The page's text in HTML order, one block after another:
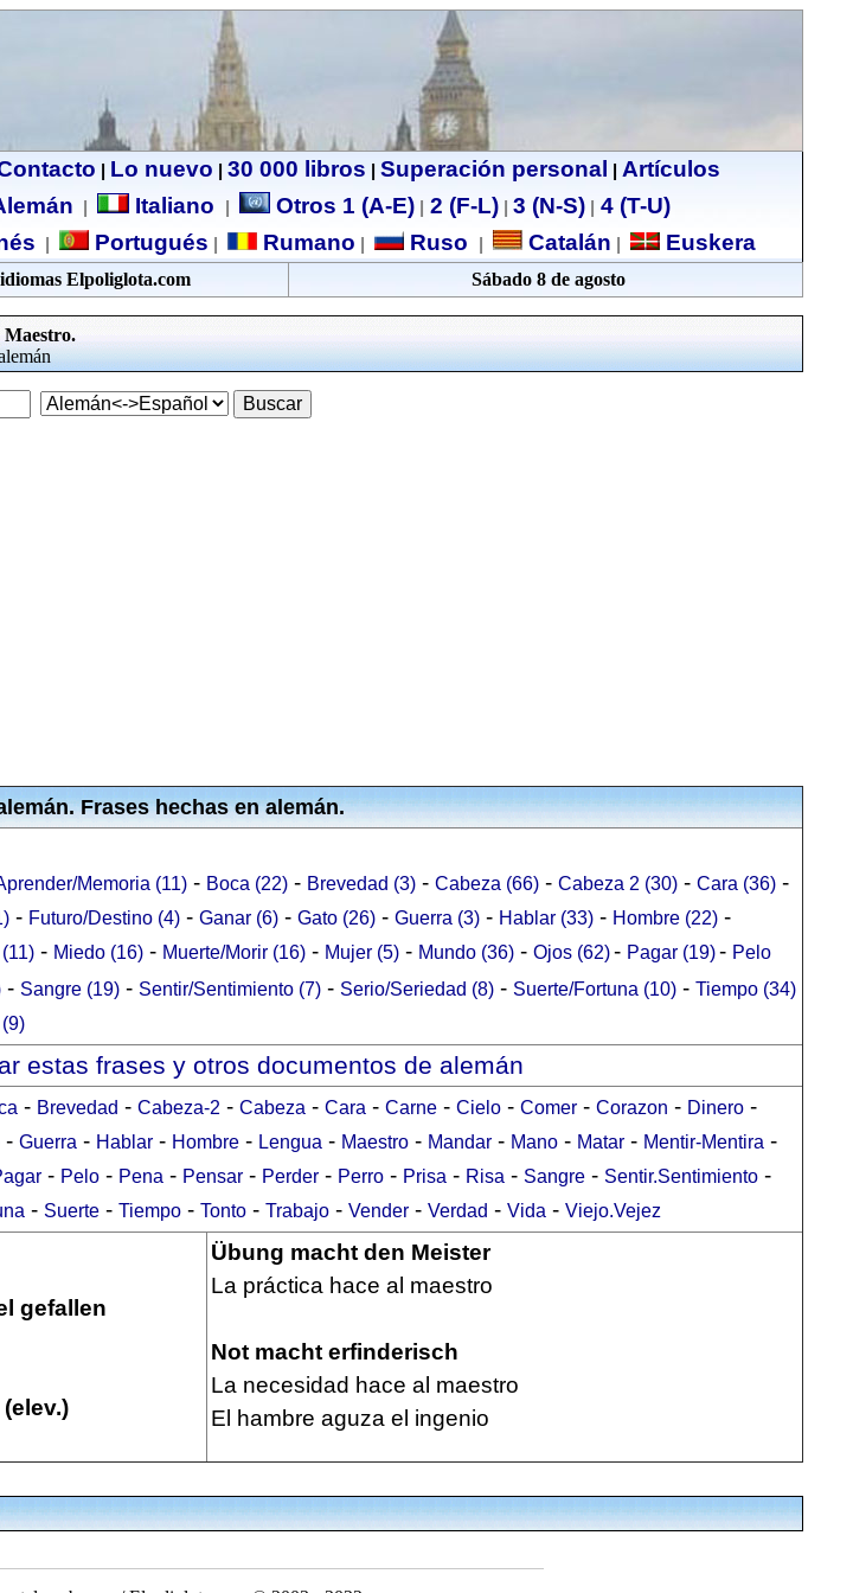
Lo nuevo 30 000 libros Superación personal
Artículos
Italiano Otros 1 (A-E) 2 (F-L) 3 (N-S)
4 (T-U)
Portugués Rumano Ruso Catalán Euskera
Elpoliglota.com Sábado 8 de agosto
Maestro.
Frases hechas en alemán.
Memoria (11) - Boca (22) - Brevedad (3) - Cabeza (66) - Cabeza 2 (30) - Cara (36) -
- Futuro/Destino (4) - Ganar (6) - Gato (26) - Guerra (3) - Hablar (33) - Hombre (22) -
- Miedo (16) - Muerte/Morir (16) - Mujer (5) - Mundo (36) - Ojos (62)- Pagar (19)- Pelo
- Sangre (19) - Sentir/Sentimiento (7) - Serio/Seriedad (8) - Suerte/Fortuna (10) - Tiempo (34)
estas frases y otros documentos de alemán
- Brevedad - Cabeza-2 - Cabeza - Cara - Carne- Cielo- Comer- Corazon - Dinero-
- Guerra - Hablar - Hombre - Lengua - Maestro - Mandar - Mano - Matar - Mentir-Mentira -
- Pelo - Pena - Pensar - Perder - Perro - Prisa - Risa - Sangre - Sentir.Sentimiento -
- Suerte- Tiempo- Tonto- Trabajo- Vender- Verdad - Vida - Viejo.Vejez
gefallen
Übung macht den Meister
La práctica hace al maestro
Not macht erfinderisch
La necesidad hace al maestro
El hambre aguza el ingenio